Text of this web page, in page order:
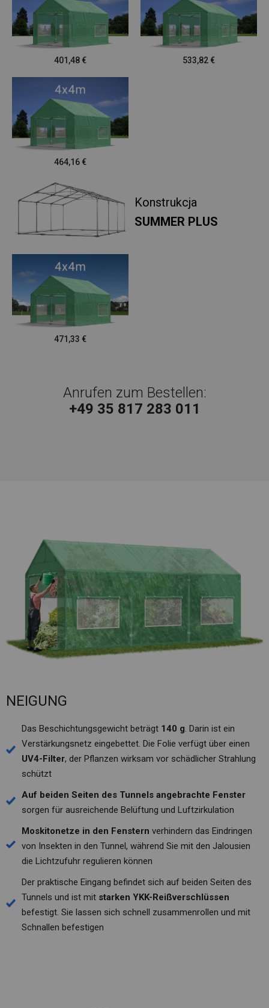
401,48 € 533,82 €
464,16 €
Konstrukcja
SUMMER PLUS
471,33 €
Anrufen zum Bestellen:
+49 35 817 283 011
NEIGUNG
Das Beschichtungsgewicht beträgt 140 g. Darin ist ein
Verstärkungsnetz eingebettet. Die Folie verfügt über einen
UV4-Filter, der Pflanzen wirksam vor schädlicher Strahlung
schützt
Auf beiden Seiten des Tunnels angebrachte Fenster
sorgen für ausreichende Belüftung und Luftzirkulation
Moskitonetze in den Fenstern verhindern das Eindringen
von Insekten in den Tunnel, während Sie mit den Jalousien
die Lichtzufuhr regulieren können
Der praktische Eingang befindet sich auf beiden Seiten des
Tunnels und ist mit starken YKK-Reißverschlüssen
befestigt. Sie lassen sich schnell zusammenrollen und mit
Schnallen befestigen